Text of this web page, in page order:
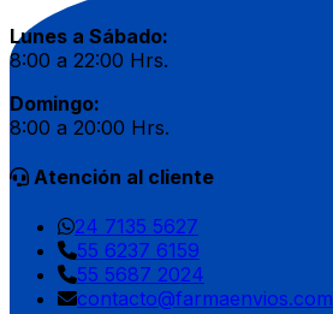
Lunes a Sábado:
8:00 a 22:00 Hrs.
Domingo:
8:00 a 20:00 Hrs.
Atención al cliente
24 7135 5627
55 6237 6159
55 5687 2024
contacto@farmaenvios.com